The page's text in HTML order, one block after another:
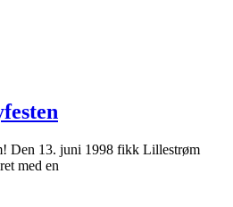
Den 13. juni 1998 fikk Lillestrøm
med en